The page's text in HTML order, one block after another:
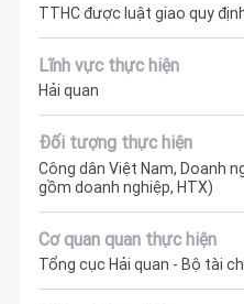
TTHC được luật giao quy
Lĩnh vực thực hiện
Hải quan
Đối tượng thực hiện
Công dân Việt Nam, Doanh
gồm doanh nghiệp, HTX)
Cơ quan quan thực hiện
Tổng cục Hải quan - Bộ tài